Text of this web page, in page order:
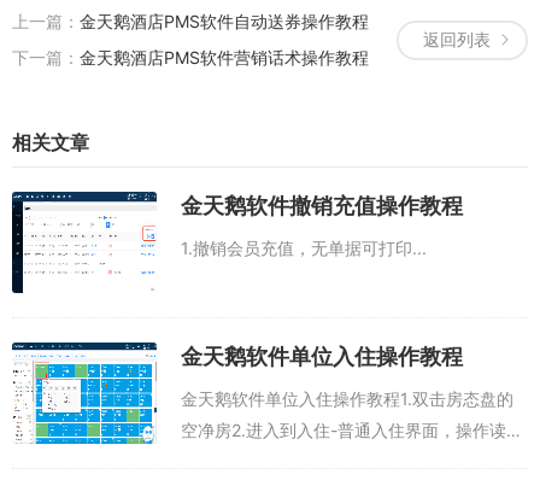
返回列表
上一篇： 金天鹅酒店PMS软件自动送券操作教程
下一篇： 金天鹅酒店PMS软件营销话术操作教程
相关文章
金天鹅软件撤销充值操作教程
1.撤销会员充值，无单据可打印...
金天鹅软件单位入住操作教程
金天鹅软件单位入住操作教程1.双击房态盘的
空净房2.进入到入住-普通入住界面，操作读身